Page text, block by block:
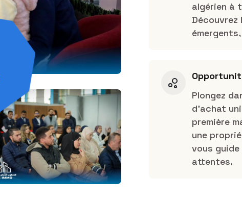
algérien à
Plongez
d’achat
première
une
vous
attentes.